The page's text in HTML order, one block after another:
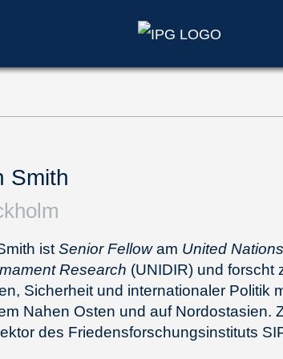
Smith
ist Senior Fellowam United
Research (UNIDIR) und forscht
Sicherheit und internationaler Politik
Nahen Osten und auf Nordostasien.
des Friedensforschungsinstituts